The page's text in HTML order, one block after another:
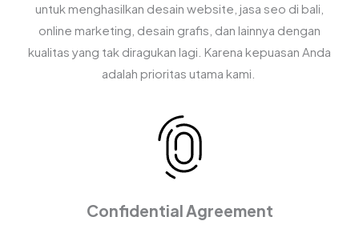
untuk menghasilkan desain website, jasa seo di bali,
online marketing, desain grafis, dan lainnya dengan
kualitas yang tak diragukan lagi. Karena kepuasan Anda
adalah prioritas utama kami.
Confidential Agreement